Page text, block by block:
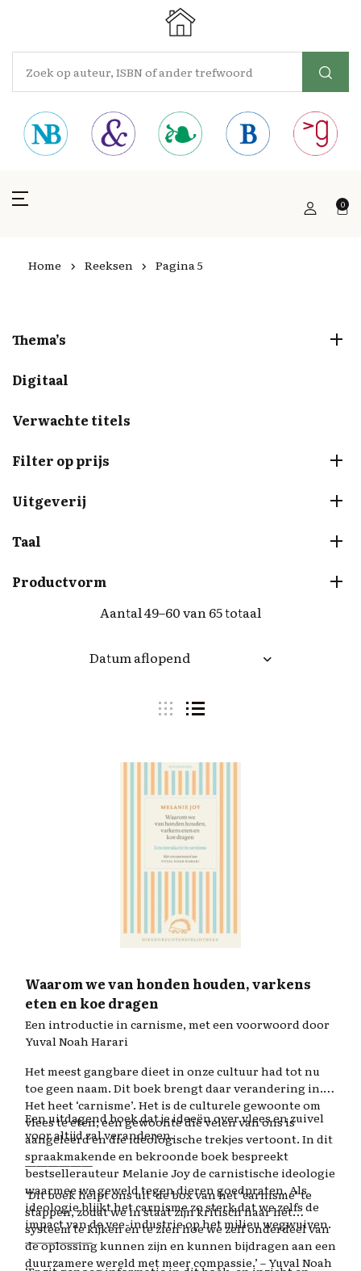
0
Home Reeksen Pagina 5
Aantal 49–60 van 65 totaal
Datum aflopend
Waarom we van honden houden, varkens
eten en koe dragen
Een introductie in carnisme, met een voorwoord door
Yuval Noah Harari
Het meest gangbare dieet in onze cultuur had tot nu
toe geen naam. Dit boek brengt daar verandering in.
Het heet ‘carnisme’. Het is de culturele gewoonte om
vlees te eten; een gewoonte die velen van ons is
aangeleerd en die ideologische trekjes vertoont. In dit
spraakmakende en bekroonde boek bespreekt
bestsellerauteur Melanie Joy de carnistische ideologie
waarmee we geweld tegen dieren goedpraten. Als
ideologie blijkt het carnisme zo sterk dat we zelfs de
impact van de vee-industrie op het milieu wegwuiven.
Een uitdagend boek dat je ideeën over vlees en zuivel
voor altijd zal veranderen.
——————
‘Dit boek helpt ons uit ‘de box van het ‘carnisme’ te
stappen, zodat we in staat zijn kritisch naar het
systeem te kijken en te zien hoe we zelf onderdeel van
de oplossing kunnen zijn en kunnen bijdragen aan een
duurzamere wereld met meer compassie.’ – Yuval Noah
——————
Thema’s
Digitaal
Verwachte titels
Filter op prijs
Uitgeverij
Taal
Productvorm